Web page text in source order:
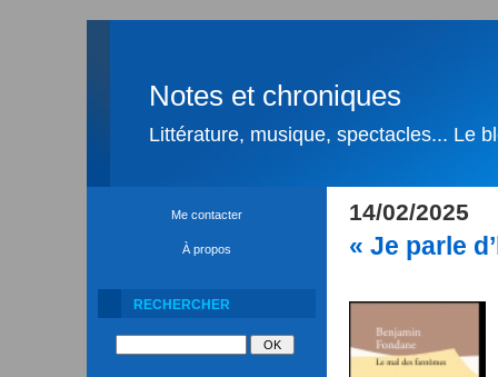
Notes et chroniques
Littérature, musique, spectacles... Le
Me contacter
À propos
RECHERCHER
14/02/2025
« Je parle